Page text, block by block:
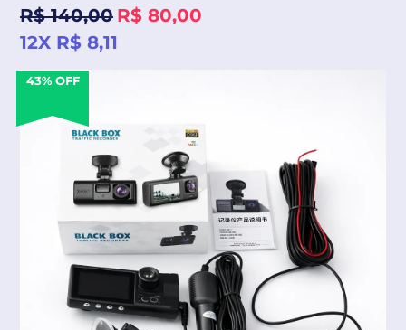
Preço
normal
R$ 140,00 R$ 80,00
12X R$ 8,11
43% OFF